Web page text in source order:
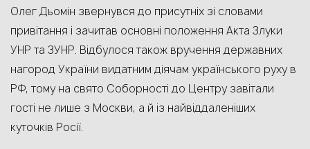
Олег Дьомін звернувся до присутніх зі словами
привітання і зачитав основні положення Акта Злуки
УНР та ЗУНР. Відбулося також вручення державних
нагород України видатним діячам українського руху в
РФ, тому на свято Соборності до Центру завітали
гості не лише з Москви, а й із найвіддаленіших
куточків Росії.